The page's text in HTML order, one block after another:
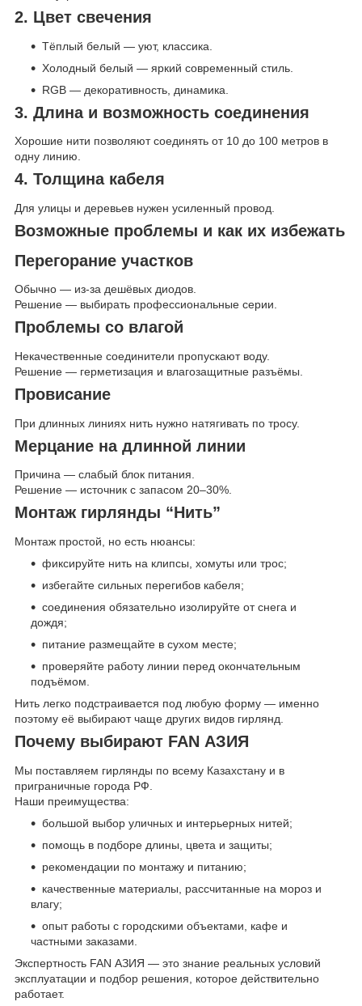
2. Цвет свечения
Тёплый белый — уют, классика.
Холодный белый — яркий современный стиль.
RGB — декоративность, динамика.
3. Длина и возможность соединения
Хорошие нити позволяют соединять от 10 до 100 метров в
одну линию.
4. Толщина кабеля
Для улицы и деревьев нужен усиленный провод.
Возможные проблемы и как их избежать
Перегорание участков
Обычно — из-за дешёвых диодов.
Решение — выбирать профессиональные серии.
Проблемы со влагой
Некачественные соединители пропускают воду.
Решение — герметизация и влагозащитные разъёмы.
Провисание
При длинных линиях нить нужно натягивать по тросу.
Мерцание на длинной линии
Причина — слабый блок питания.
Решение — источник с запасом 20–30%.
Монтаж гирлянды “Нить”
Монтаж простой, но есть нюансы:
фиксируйте нить на клипсы, хомуты или трос;
избегайте сильных перегибов кабеля;
соединения обязательно изолируйте от снега и
дождя;
питание размещайте в сухом месте;
проверяйте работу линии перед окончательным
подъёмом.
Нить легко подстраивается под любую форму — именно
поэтому её выбирают чаще других видов гирлянд.
Почему выбирают FAN АЗИЯ
Мы поставляем гирлянды по всему Казахстану и в
приграничные города РФ.
Наши преимущества:
большой выбор уличных и интерьерных нитей;
помощь в подборе длины, цвета и защиты;
рекомендации по монтажу и питанию;
качественные материалы, рассчитанные на мороз и
влагу;
опыт работы с городскими объектами, кафе и
частными заказами.
Экспертность FAN АЗИЯ — это знание реальных условий
эксплуатации и подбор решения, которое действительно
работает.